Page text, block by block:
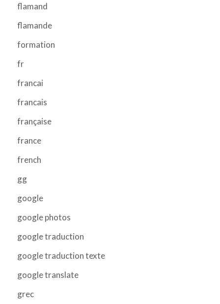
flamand
flamande
formation
fr
francai
francais
française
france
french
gg
google
google photos
google traduction
google traduction texte
google translate
grec